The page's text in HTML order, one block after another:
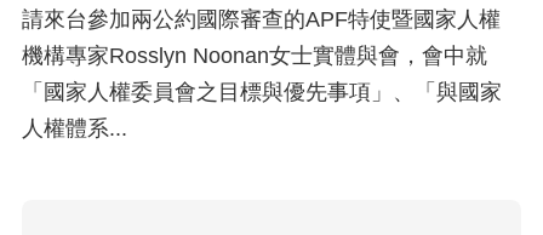
頁
網
導
請來台參加兩公約國際審查的APF特使暨國家人權
機構專家Rosslyn Noonan女士實體與會，會中就
「國家人權委員會之目標與優先事項」、「與國家
人權體系...